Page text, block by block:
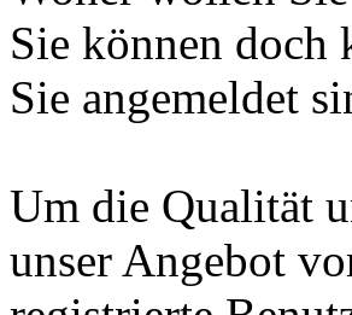
Sie können doch
Sie angemeldet
Um die Qualität
unser Angebot